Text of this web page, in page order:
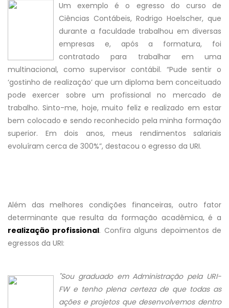
Um exemplo é o egresso do curso de
Ciências Contábeis, Rodrigo Hoelscher, que
durante a faculdade trabalhou em diversas
empresas e, após a formatura, foi
contratado para trabalhar em uma
multinacional, como supervisor contábil. “Pude sentir o
‘gostinho de realização’ que um diploma bem conceituado
pode exercer sobre um profissional no mercado de
trabalho. Sinto-me, hoje, muito feliz e realizado em estar
bem colocado e sendo reconhecido pela minha formação
superior. Em dois anos, meus rendimentos salariais
evoluíram cerca de 300%”, destacou o egresso da URI.
Além das melhores condições financeiras, outro fator
determinante que resulta da formação acadêmica, é a
realização profissional. Confira alguns depoimentos de
egressos da URI:
"Sou graduado em Administração pela URI-
FW e tenho plena certeza de que todas as
ações e projetos que desenvolvemos dentro